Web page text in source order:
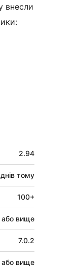
внесли
2.94
тому
100+
або вище
7.0.2
вище